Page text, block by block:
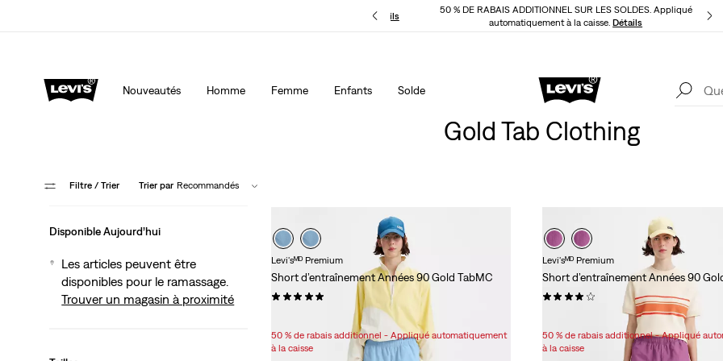
50 % DE RABAIS ADDITIONNEL SUR LES SOLDES. Appliqué
automatiquement à la caisse.Détails
Détails
Nouveautés Homme Femme Enfants Solde
LE MEILLEUR DE LEVI'SMD – MAINTENANT DANS L’APPLI Détails
Gold Tab Clothing
Filtre / Trier Trier par Recommandés
Disponible Aujourd’hui
Les articles peuvent être
disponibles pour le ramassage.
Trouver un magasin à proximité
Levi'sᴹᴰ Premium
Short d’entraînement Années 90 Gold TabMC
Price
is
Original
Price
68,00 $
50 % de rabais additionnel - Appliqué automatiquement
à la caisse
Levi'sᴹᴰ Premium
Short d’entraînement Années 90
Price
is
Original
Price
68,00 $
50 % de rabais additionnel - Appliqué
à la caisse